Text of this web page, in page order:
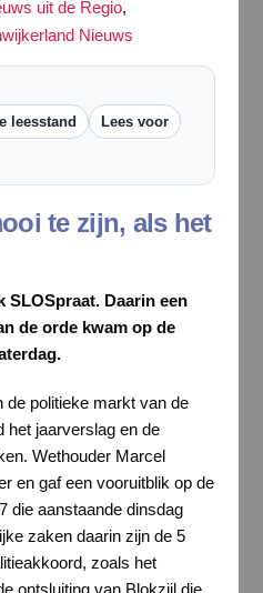
uit de Regio,
Nieuws
leesstand Lees voor
te zijn, als het
SLOSpraat. Daarin een
de orde kwam op de
de politieke markt van de
het jaarverslag en de
Wethouder Marcel
en gaf een vooruitblik op de
die aanstaande dinsdag
zaken daarin zijn de 5
zoals het
ontsluiting van Blokzijl die